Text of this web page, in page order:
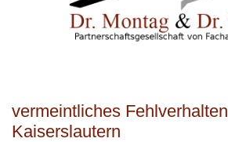
vermeintliches Fehlverhalten
Kaiserslautern